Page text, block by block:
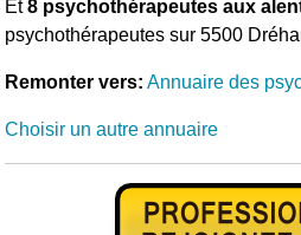
Et8 psychothérapeutes aux
psychothérapeutes sur 5500
Remonter vers: Annuaire des
Choisir un autre annuaire